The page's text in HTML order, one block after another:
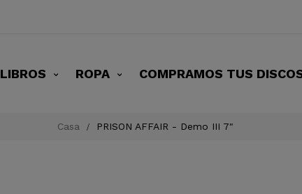
LIBROS ROPA COMPRAMOS TUS
Casa PRISON AFFAIR - Demo III 7"